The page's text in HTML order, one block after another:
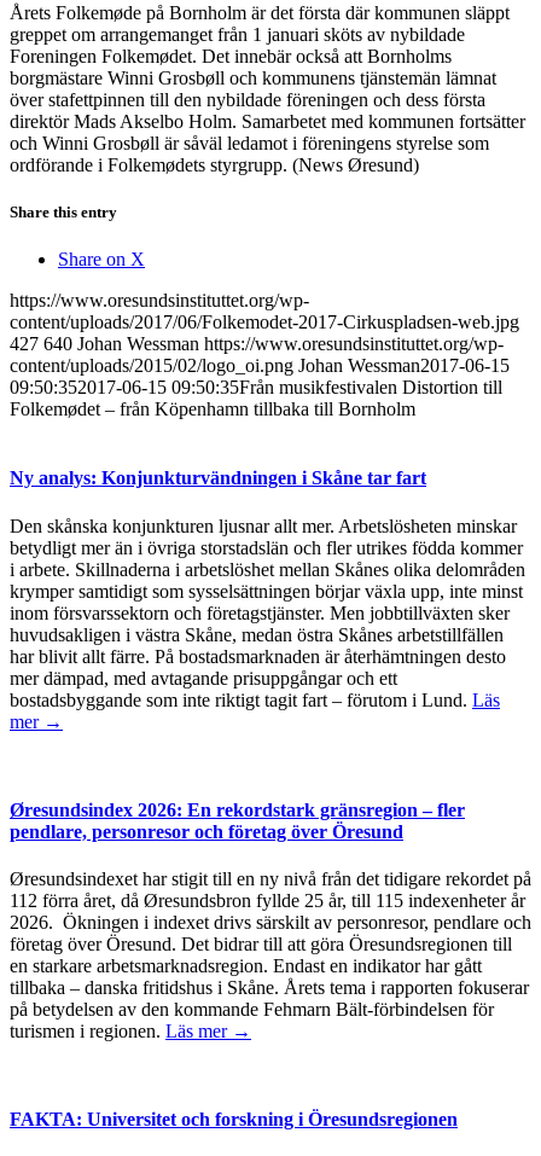
Årets Folkemøde på Bornholm är det första där kommunen släppt
greppet om arrangemanget från 1 januari sköts av nybildade
Foreningen Folkemødet. Det innebär också att Bornholms
borgmästare Winni Grosbøll och kommunens tjänstemän lämnat
över stafettpinnen till den nybildade föreningen och dess första
direktör Mads Akselbo Holm. Samarbetet med kommunen fortsätter
och Winni Grosbøll är såväl ledamot i föreningens styrelse som
ordförande i Folkemødets styrgrupp. (News Øresund)
Share this entry
Share on X
https://www.oresundsinstituttet.org/wp-
content/uploads/2017/06/Folkemodet-2017-Cirkuspladsen-web.jpg
427 640 Johan Wessman https://www.oresundsinstituttet.org/wp-
content/uploads/2015/02/logo_oi.png Johan Wessman2017-06-15
09:50:352017-06-15 09:50:35Från musikfestivalen Distortion till
Folkemødet – från Köpenhamn tillbaka till Bornholm
Ny analys: Konjunkturvändningen i Skåne tar fart
Den skånska konjunkturen ljusnar allt mer. Arbetslösheten minskar
betydligt mer än i övriga storstadslän och fler utrikes födda kommer
i arbete. Skillnaderna i arbetslöshet mellan Skånes olika delområden
krymper samtidigt som sysselsättningen börjar växla upp, inte minst
inom försvarssektorn och företagstjänster. Men jobbtillväxten sker
huvudsakligen i västra Skåne, medan östra Skånes arbetstillfällen
har blivit allt färre. På bostadsmarknaden är återhämtningen desto
mer dämpad, med avtagande prisuppgångar och ett
bostadsbyggande som inte riktigt tagit fart – förutom i Lund. Läs
mer →
Øresundsindex 2026: En rekordstark gränsregion – fler
pendlare, personresor och företag över Öresund
Øresundsindexet har stigit till en ny nivå från det tidigare rekordet på
112 förra året, då Øresundsbron fyllde 25 år, till 115 indexenheter år
2026. Ökningen i indexet drivs särskilt av personresor, pendlare och
företag över Öresund. Det bidrar till att göra Öresundsregionen till
en starkare arbetsmarknadsregion. Endast en indikator har gått
tillbaka – danska fritidshus i Skåne. Årets tema i rapporten fokuserar
på betydelsen av den kommande Fehmarn Bält-förbindelsen för
turismen i regionen. Läs mer →
FAKTA: Universitet och forskning i Öresundsregionen